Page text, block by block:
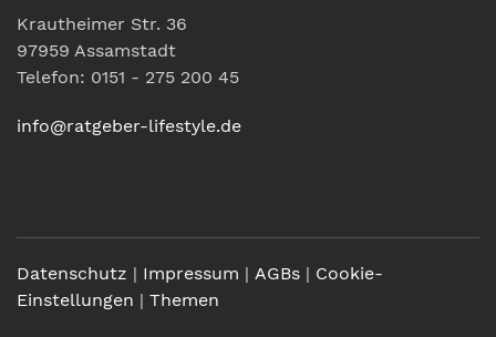
Krautheimer Str. 36
97959 Assamstadt
Telefon: 0151 - 275 200 45
info@ratgeber-lifestyle.de
Datenschutz | Impressum | AGBs | Cookie-
Einstellungen | Themen